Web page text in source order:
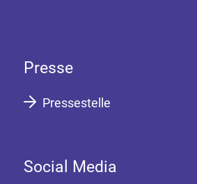
Presse
Pressestelle
Social Media